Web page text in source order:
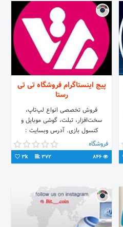
پیج اینستاگرام فروشگاه تی تی
رستا
فروش تخصصی انواع لپ‌تاپ،
سخت‌افزار، تبلت، گوشی موبایل و
کنسول بازی. آدرس وبسایت :
www.ttrasta.com
فروشگاه
372
3k